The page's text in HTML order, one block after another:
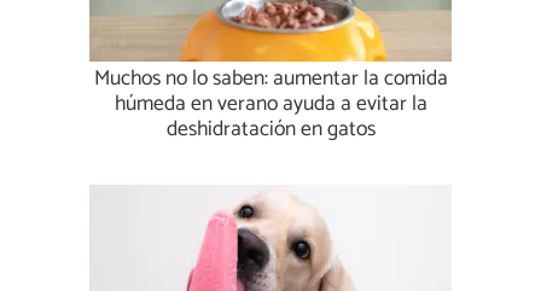
Muchos no lo saben: aumentar la comida
húmeda en verano ayuda a evitar la
deshidratación en gatos